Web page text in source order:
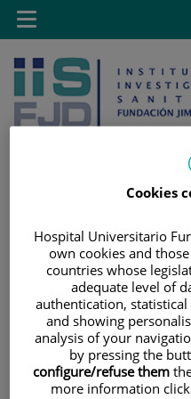
Jump to content
selector
Toggle
navigation
Cookies
Hospital Universitario
own cookies and
countries whose
adequate level of
authentication,
and showing
analysis of your
by pressing the
configure/refuse them
more information